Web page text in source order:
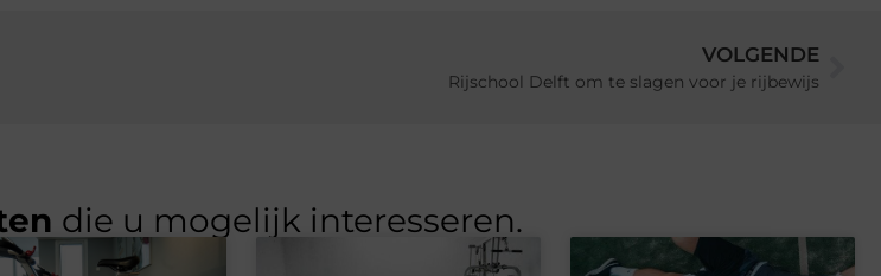
VOLGENDE
Rijschool Delft om te slagen voor je rijbewijs
die u mogelijk interesseren.